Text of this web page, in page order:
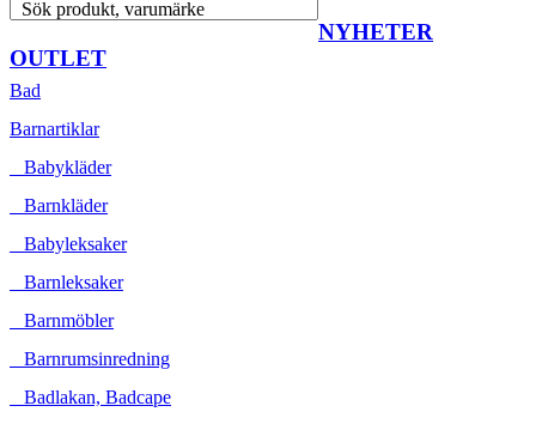
Sök produkt, varumärke
NYHETER
OUTLET
Bad
Barnartiklar
Babykläder
Barnkläder
Babyleksaker
Barnleksaker
Barnmöbler
Barnrumsinredning
Badlakan, Badcape